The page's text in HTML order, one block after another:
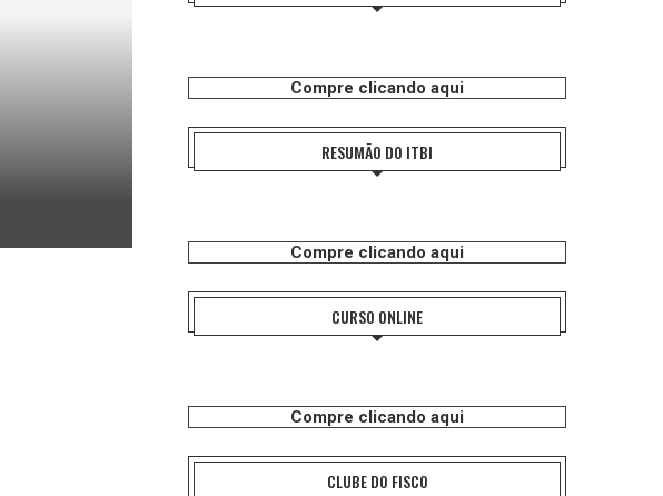
Compre clicando aqui
RESUMÃO DO ITBI
Compre clicando aqui
CURSO ONLINE
Compre clicando aqui
CLUBE DO FISCO